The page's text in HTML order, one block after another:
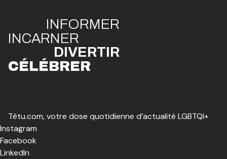
INFORMER
INCARNER
DIVERTIR
CÉLÉBRER
Têtu.com, votre dose quotidienne d’actualité LGBTQI+
Instagram
Facebook
LinkedIn